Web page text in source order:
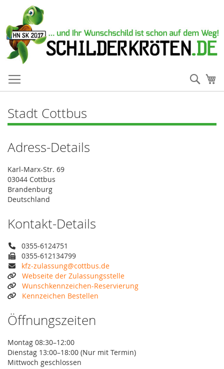
Stadt Cottbus
Adress-Details
Karl-Marx-Str. 69
03044 Cottbus
Brandenburg
Deutschland
Kontakt-Details
0355-6124751
0355-612134799
kfz-zulassung@cottbus.de
Webseite der Zulassungsstelle
Wunschkennzeichen-Reservierung
Kennzeichen Bestellen
Öffnungszeiten
Montag 08:30–12:00
Dienstag 13:00–18:00 (Nur mit Termin)
Mittwoch geschlossen